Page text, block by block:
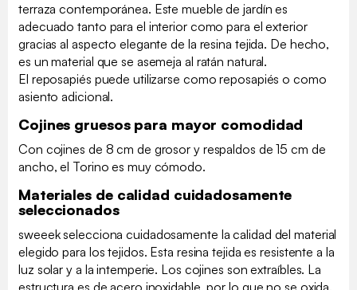
terraza contemporánea. Este mueble de jardín es
adecuado tanto para el interior como para el exterior
gracias al aspecto elegante de la resina tejida. De hecho,
es un material que se asemeja al ratán natural.
El reposapiés puede utilizarse como reposapiés o como
asiento adicional.
Cojines gruesos para mayor comodidad
Con cojines de 8 cm de grosor y respaldos de 15 cm de
ancho, el Torino es muy cómodo.
Materiales de calidad cuidadosamente
seleccionados
sweeek selecciona cuidadosamente la calidad del material
elegido para los tejidos. Esta resina tejida es resistente a la
luz solar y a la intemperie. Los cojines son extraíbles. La